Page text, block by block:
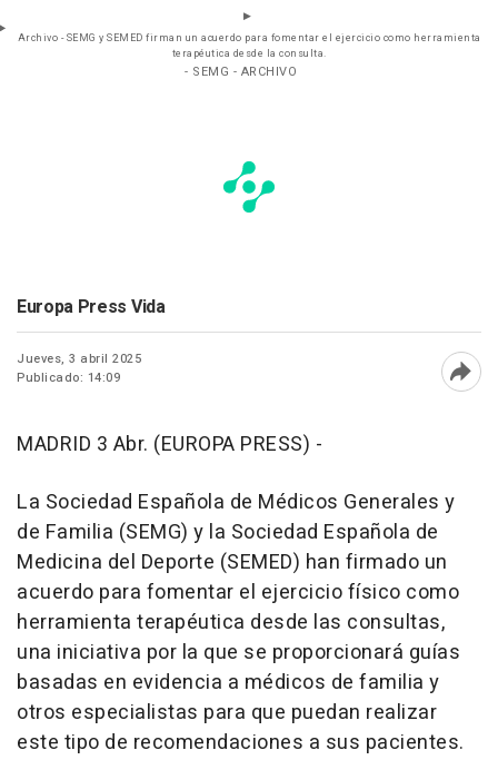
Archivo - SEMG y SEMED firman un acuerdo para fomentar el ejercicio como herramienta
terapéutica desde la consulta.
- SEMG - ARCHIVO
Europa Press Vida
Jueves, 3 abril 2025
Publicado: 14:09
MADRID 3 Abr. (EUROPA PRESS) -
La Sociedad Española de Médicos Generales y
de Familia (SEMG) y la Sociedad Española de
Medicina del Deporte (SEMED) han firmado un
acuerdo para fomentar el ejercicio físico como
herramienta terapéutica desde las consultas,
una iniciativa por la que se proporcionará guías
basadas en evidencia a médicos de familia y
otros especialistas para que puedan realizar
este tipo de recomendaciones a sus pacientes.